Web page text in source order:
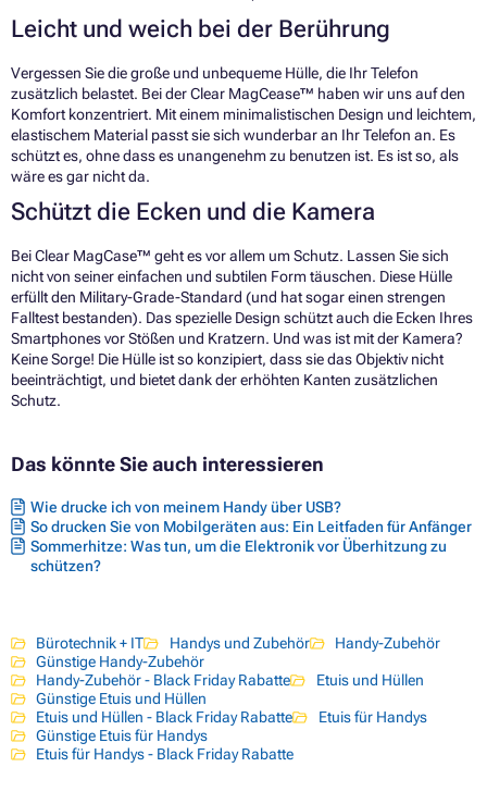
Leicht und weich bei der Berührung
Vergessen Sie die große und unbequeme Hülle, die Ihr Telefon
zusätzlich belastet. Bei der Clear MagCease™ haben wir uns auf den
Komfort konzentriert. Mit einem minimalistischen Design und leichtem,
elastischem Material passt sie sich wunderbar an Ihr Telefon an. Es
schützt es, ohne dass es unangenehm zu benutzen ist. Es ist so, als
wäre es gar nicht da.
Schützt die Ecken und die Kamera
Bei Clear MagCase™ geht es vor allem um Schutz. Lassen Sie sich
nicht von seiner einfachen und subtilen Form täuschen. Diese Hülle
erfüllt den Military-Grade-Standard (und hat sogar einen strengen
Falltest bestanden). Das spezielle Design schützt auch die Ecken Ihres
Smartphones vor Stößen und Kratzern. Und was ist mit der Kamera?
Keine Sorge! Die Hülle ist so konzipiert, dass sie das Objektiv nicht
beeinträchtigt, und bietet dank der erhöhten Kanten zusätzlichen
Schutz.
Das könnte Sie auch interessieren
Wie drucke ich von meinem Handy über USB?
So drucken Sie von Mobilgeräten aus: Ein Leitfaden für Anfänger
Sommerhitze: Was tun, um die Elektronik vor Überhitzung zu
schützen?
Bürotechnik + IT Handys und Zubehör
Handy-Zubehör
Günstige Handy-Zubehör
Handy-Zubehör - Black Friday Rabatte
Etuis und Hüllen
Günstige Etuis und Hüllen
Etuis und Hüllen - Black Friday Rabatte
Etuis für Handys
Günstige Etuis für Handys
Etuis für Handys - Black Friday Rabatte